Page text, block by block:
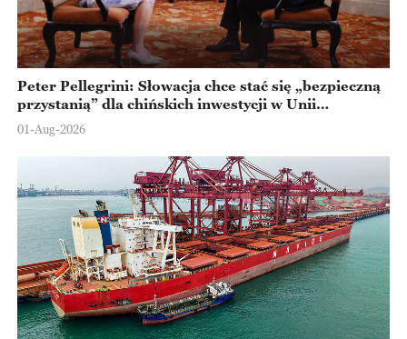
Peter Pellegrini: Słowacja chce stać się „bezpieczną
przystanią” dla chińskich inwestycji w Unii
Europejskiej
01-Aug-2026